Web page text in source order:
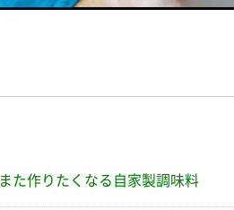
また作りたくなる自家製調味料